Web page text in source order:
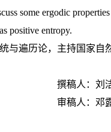
some ergodic properties
positive entropy.
与遍历论，主持国家自
撰稿人：刘
审稿人：邓